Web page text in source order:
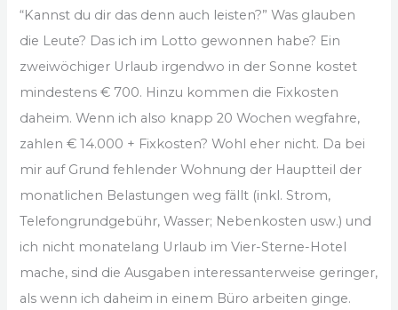
“Kannst du dir das denn auch leisten?” Was glauben
die Leute? Das ich im Lotto gewonnen habe? Ein
zweiwöchiger Urlaub irgendwo in der Sonne kostet
mindestens € 700. Hinzu kommen die Fixkosten
daheim. Wenn ich also knapp 20 Wochen wegfahre,
zahlen € 14.000 + Fixkosten? Wohl eher nicht. Da bei
mir auf Grund fehlender Wohnung der Hauptteil der
monatlichen Belastungen weg fällt (inkl. Strom,
Telefongrundgebühr, Wasser; Nebenkosten usw.) und
ich nicht monatelang Urlaub im Vier-Sterne-Hotel
mache, sind die Ausgaben interessanterweise geringer,
als wenn ich daheim in einem Büro arbeiten ginge.